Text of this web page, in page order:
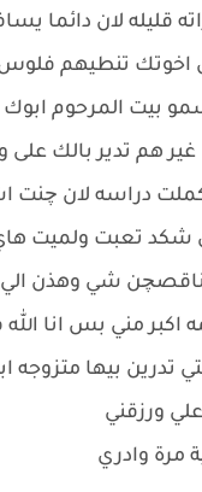
لان دائما
تنطيهم فلوس
بيت المرحوم
هم تدير بالك على
دراسه لان چنت
تعبت ولميت هاي
شي وهذن الي
مني بس انا الله
تدرين بيها متزوجه
ورزقني
مرة وادري